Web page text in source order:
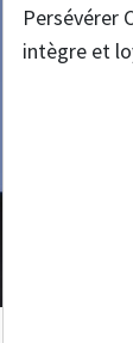
Persévérer
intègre et